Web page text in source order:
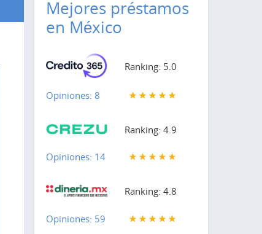
Mejores préstamos
en México
Ranking: 5.0
Opiniones: 8
Ranking: 4.9
Opiniones: 14
Ranking: 4.8
Opiniones: 59